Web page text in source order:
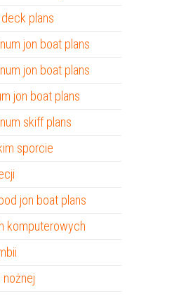
plans
jon boat plans
jon boat plans
jon boat plans
skiff plans
sporcie
jon boat plans
komputerowych
nożnej